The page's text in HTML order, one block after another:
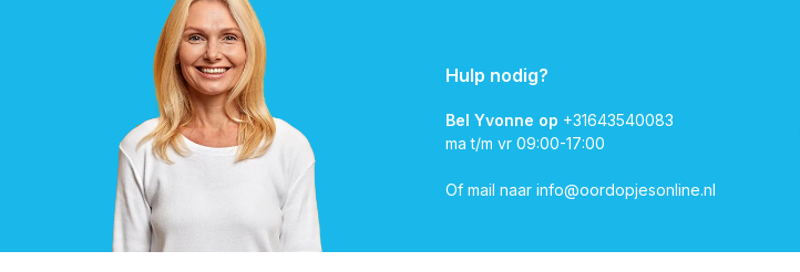
Hulp nodig?
Bel Yvonne op +31643540083
ma t/m vr 09:00-17:00
Of mail naar info@oordopjesonline.nl